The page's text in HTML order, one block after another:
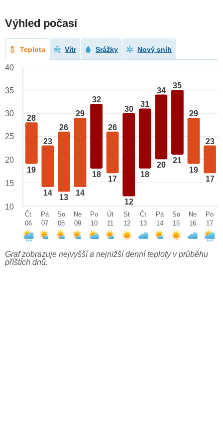
Výhled počasí
Teplota Vítr Srážky Nový sníh
28
19
23
14
26
13
29
14
32
18
26
17
30
12
31
18
34
20
35
21
29
19
23
17
40
35
30
25
20
15
10
Čt
06
Pá
07
So
08
Ne
09
Po
10
Út
11
St
12
Čt
13
Pá
14
So
15
Ne
16
Po
17
Graf zobrazuje nejvyšší a nejnižší denní teploty v průběhu
příštích dnů.